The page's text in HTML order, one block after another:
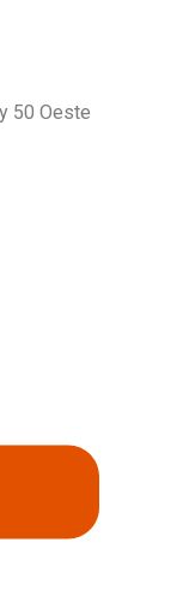
50 Oeste